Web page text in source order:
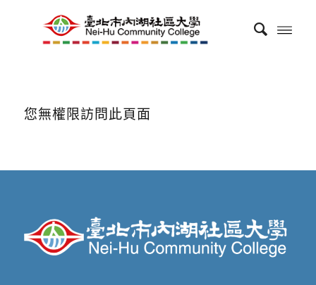
您無權限訪問此頁面